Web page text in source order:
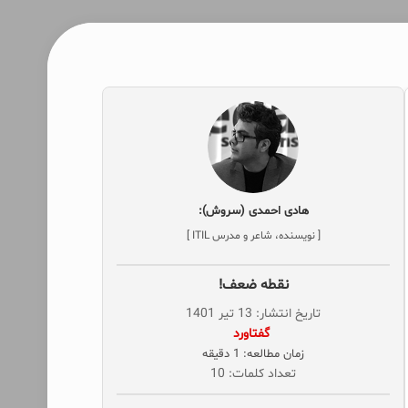
هادی احمدی (سروش):
[ نویسنده، شاعر و مدرس ITIL ]
نقطه ضعف!
تاریخ انتشار: 13 تیر 1401
‌ گفتاورد
زمان مطالعه: 1 دقیقه
تعداد کلمات: 10